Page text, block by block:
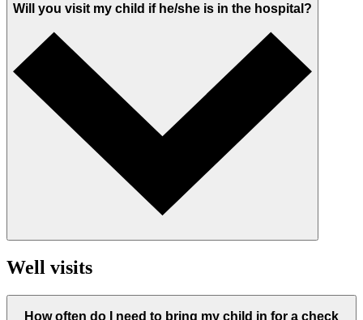
Will you visit my child if he/she is in the hospital?
Well visits
How often do I need to bring my child in for a check